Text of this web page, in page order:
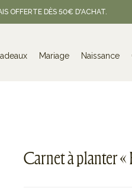
OFFERTE DÈS 50€ D'ACHAT.
Mariage Naissance
Carnet à planter «